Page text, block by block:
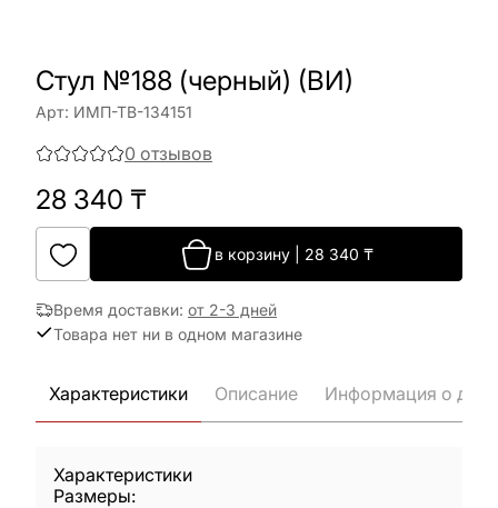
Стул №188 (черный) (ВИ)
Арт: ИМП-ТВ-134151
0 отзывов
28 340 ₸
в корзину 28 340 ₸
Время доставки: от 2-3 дней
Товара нет ни в одном магазине
Характеристики Описание Информация о
Характеристики
Размеры: